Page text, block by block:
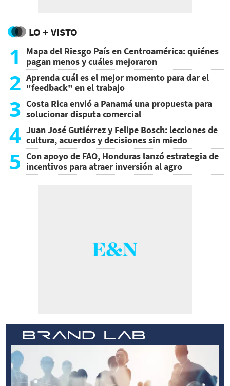
LO + VISTO
1
Mapa del Riesgo País en Centroamérica: quiénes
pagan menos y cuáles mejoraron
2 Aprenda cuál es el mejor momento para dar el
"feedback" en el trabajo
3 Costa Rica envió a Panamá una propuesta para
solucionar disputa comercial
4 Juan José Gutiérrez y Felipe Bosch: lecciones de
cultura, acuerdos y decisiones sin miedo
5 Con apoyo de FAO, Honduras lanzó estrategia de
incentivos para atraer inversión al agro